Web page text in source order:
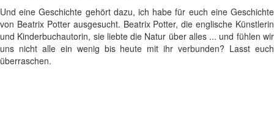
Und eine Geschichte gehört dazu, ich habe für euch eine Geschichte
von Beatrix Potter ausgesucht. Beatrix Potter, die englische Künstlerin
und Kinderbuchautorin, sie liebte die Natur über alles ... und fühlen wir
uns nicht alle ein wenig bis heute mit ihr verbunden? Lasst euch
überraschen.